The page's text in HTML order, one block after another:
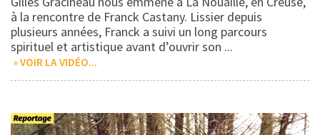
1
1
à la rencontre de Franck Castany. Lissier depuis
plusieurs années, Franck a suivi un long parcours
spirituel et artistique avant d’ouvrir son ...
» VOIR LA VIDÉO...